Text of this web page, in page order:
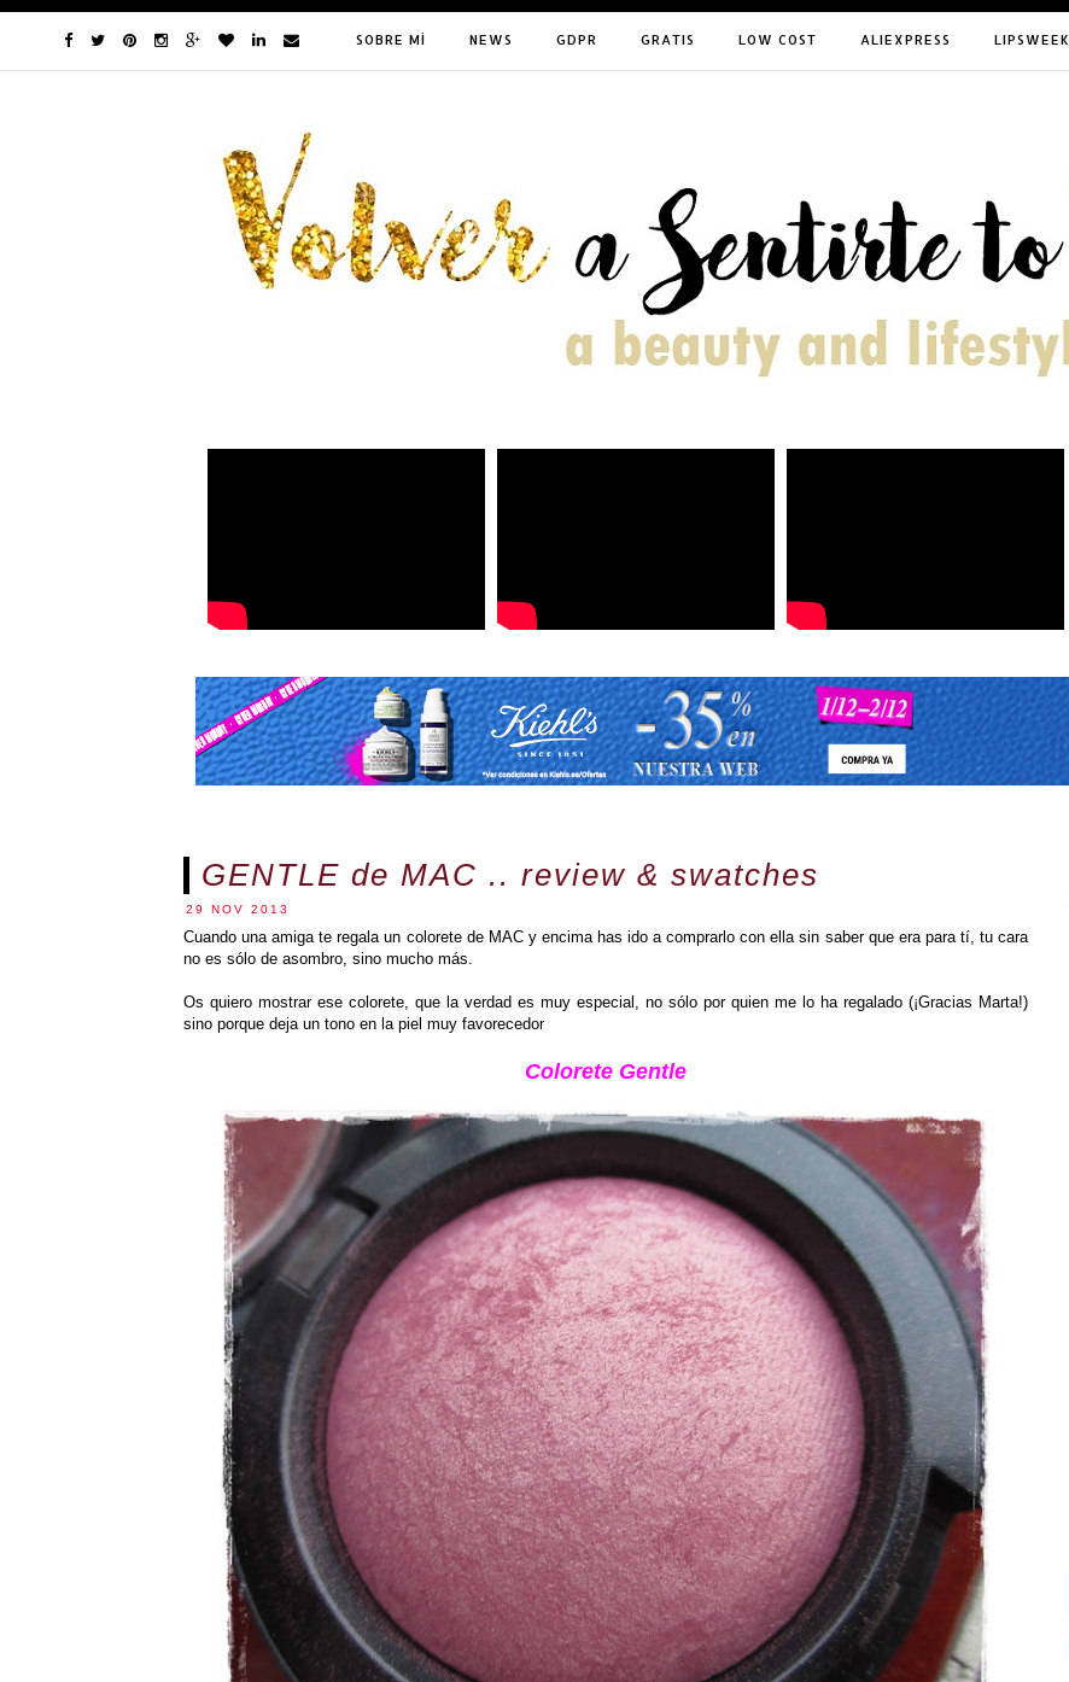
SOBRE MÍ NEWS GDPR GRATIS LOW COST ALIEXPRESS LIPSWEEK
GENTLE de MAC .. review & swatches
29 NOV 2013
Cuando una amiga te regala un colorete de MAC y encima has ido a comprarlo con ella sin saber que era para tí, tu cara
no es sólo de asombro, sino mucho más.
Os quiero mostrar ese colorete, que la verdad es muy especial, no sólo por quien me lo ha regalado (¡Gracias Marta!)
sino porque deja un tono en la piel muy favorecedor
Colorete Gentle